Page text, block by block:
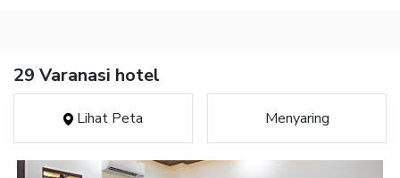
29 Varanasi hotel
Lihat Peta Menyaring